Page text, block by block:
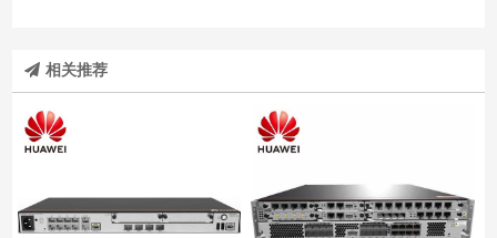
相关推荐